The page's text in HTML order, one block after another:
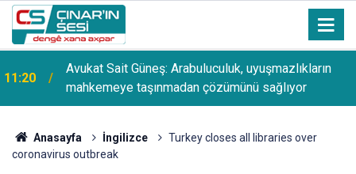
11:20
Avukat Sait Güneş: Arabuluculuk, uyuşmazlıkların
mahkemeye taşınmadan çözümünü sağlıyor
Anasayfa İngilizce
Turkey closes all libraries over
coronavirus outbreak